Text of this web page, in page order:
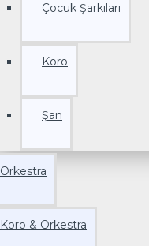
Çocuk Şarkıları
Koro
Şan
Orkestra
Koro & Orkestra